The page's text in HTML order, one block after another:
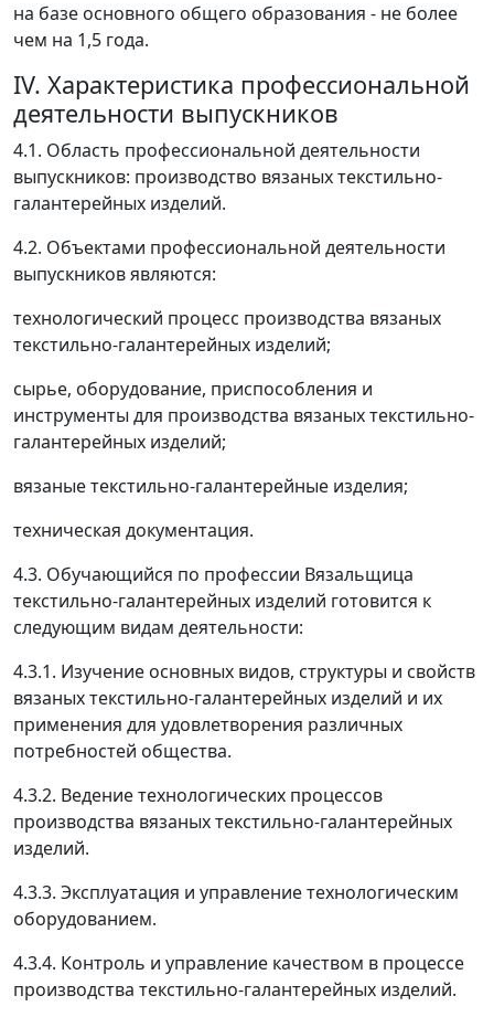
на базе основного общего образования - не более
чем на 1,5 года.
IV. Характеристика профессиональной
деятельности выпускников
4.1. Область профессиональной деятельности
выпускников: производство вязаных текстильно-
галантерейных изделий.
4.2. Объектами профессиональной деятельности
выпускников являются:
технологический процесс производства вязаных
текстильно-галантерейных изделий;
сырье, оборудование, приспособления и
инструменты для производства вязаных текстильно-
галантерейных изделий;
вязаные текстильно-галантерейные изделия;
техническая документация.
4.3. Обучающийся по профессии Вязальщица
текстильно-галантерейных изделий готовится к
следующим видам деятельности:
4.3.1. Изучение основных видов, структуры и свойств
вязаных текстильно-галантерейных изделий и их
применения для удовлетворения различных
потребностей общества.
4.3.2. Ведение технологических процессов
производства вязаных текстильно-галантерейных
изделий.
4.3.3. Эксплуатация и управление технологическим
оборудованием.
4.3.4. Контроль и управление качеством в процессе
производства текстильно-галантерейных изделий.